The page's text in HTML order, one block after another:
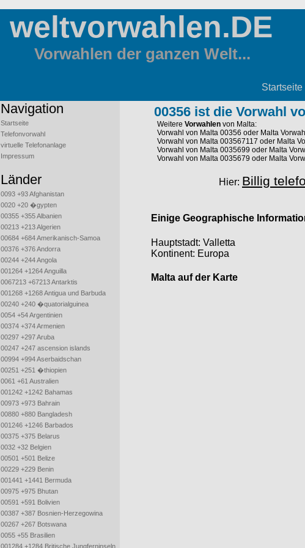
weltvorwahlen.DE
Vorwahlen der ganzen Welt...
Startseite
Navigation
Startseite
Telefonvorwahl
virtuelle Telefonanlage
Impressum
Länder
0093 +93 Afghanistan
0020 +20 �gypten
00355 +355 Albanien
00213 +213 Algerien
00684 +684 Amerikanisch-Samoa
00376 +376 Andorra
00244 +244 Angola
001264 +1264 Anguilla
0067213 +67213 Antarktis
001268 +1268 Antigua und Barbuda
00240 +240 �quatorialguinea
0054 +54 Argentinien
00374 +374 Armenien
00297 +297 Aruba
00247 +247 ascension islands
00994 +994 Aserbaidschan
00251 +251 �thiopien
0061 +61 Australien
001242 +1242 Bahamas
00973 +973 Bahrain
00880 +880 Bangladesh
001246 +1246 Barbados
00375 +375 Belarus
0032 +32 Belgien
00501 +501 Belize
00229 +229 Benin
001441 +1441 Bermuda
00975 +975 Bhutan
00591 +591 Bolivien
00387 +387 Bosnien-Herzegowina
00267 +267 Botswana
0055 +55 Brasilien
001284 +1284 Britische Jungferninseln
00356 ist die Vorwahl
Weitere Vorwahlen von Malta:
Vorwahl von Malta 00356 oder Malta
Vorwahl von Malta 003567117 oder Malta
Vorwahl von Malta 0035699 oder Malta
Vorwahl von Malta 0035679 oder Malta
Hier: Billig
Einige Geographische
Hauptstadt: Valletta
Kontinent: Europa
Malta auf der Karte